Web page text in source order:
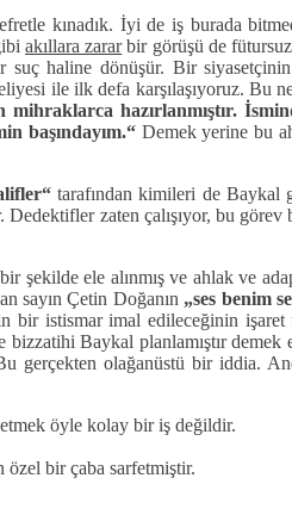
kınadık. İyi de iş burada
akıllara zararbir görüşü de
haline dönüşür. Bir
ile ilk defa karşılaşıyoruz. Bu
hazırlanmıştır.
başındayım.“Demek yerine bu
tarafından kimileri de Baykal
zaten çalışıyor, bu görev
şekilde ele alınmış ve ahlak ve
sayın Çetin Doğanın „ses benim
bir istismar imal edileceğinin
Baykal planlamıştır demek
gerçekten olağanüstü bir iddia.
öyle kolay bir iş değildir.
bir çaba sarfetmiştir.